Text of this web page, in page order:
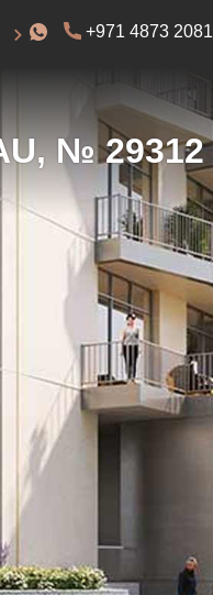
Permesso di soggiorno
+971 4873 2081
№ 29312